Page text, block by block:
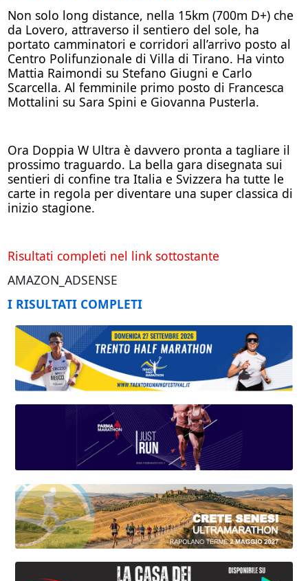
Non solo long distance, nella 15km (700m D+) che
da Lovero, attraverso il sentiero del sole, ha
portato camminatori e corridori all’arrivo posto al
Centro Polifunzionale di Villa di Tirano. Ha vinto
Mattia Raimondi su Stefano Giugni e Carlo
Scarcella. Al femminile primo posto di Francesca
Mottalini su Sara Spini e Giovanna Pusterla.
Ora Doppia W Ultra è davvero pronta a tagliare il
prossimo traguardo. La bella gara disegnata sui
sentieri di confine tra Italia e Svizzera ha tutte le
carte in regola per diventare una super classica di
inizio stagione.
Risultati completi nel link sottostante
AMAZON_ADSENSE
I RISULTATI COMPLETI